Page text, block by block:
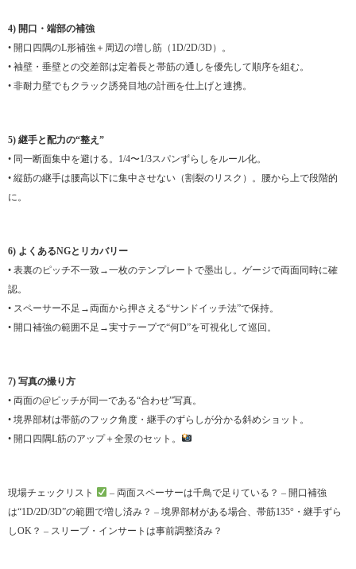
4) 開口・端部の補強
• 開口四隅のL形補強＋周辺の増し筋（1D/2D/3D）。
• 袖壁・垂壁との交差部は定着長と帯筋の通しを優先して順序を組む。
• 非耐力壁でもクラック誘発目地の計画を仕上げと連携。
5) 継手と配力の“整え”
• 同一断面集中を避ける。1/4〜1/3スパンずらしをルール化。
• 縦筋の継手は腰高以下に集中させない（割裂のリスク）。腰から上で段階的
に。
6) よくあるNGとリカバリー
• 表裏のピッチ不一致→一枚のテンプレートで墨出し。ゲージで両面同時に確
認。
• スペーサー不足→両面から押さえる“サンドイッチ法”で保持。
• 開口補強の範囲不足→実寸テープで“何D”を可視化して巡回。
7) 写真の撮り方
• 両面の@ピッチが同一である“合わせ”写真。
• 境界部材は帯筋のフック角度・継手のずらしが分かる斜めショット。
• 開口四隅L筋のアップ＋全景のセット。
現場チェックリスト
– 両面スペーサーは千鳥で足りている？ – 開口補強
は“1D/2D/3D”の範囲で増し済み？ – 境界部材がある場合、帯筋135°・継手ずら
しOK？ – スリーブ・インサートは事前調整済み？